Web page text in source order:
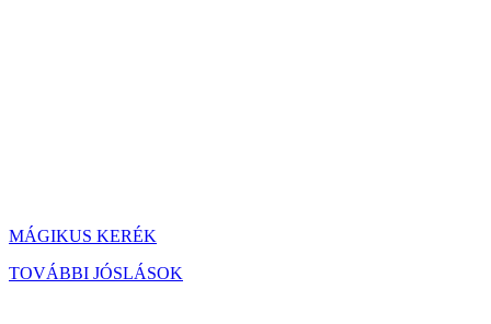
MÁGIKUS KERÉK
TOVÁBBI JÓSLÁSOK